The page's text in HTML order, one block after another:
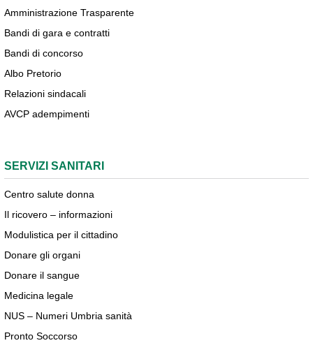
Amministrazione Trasparente
Bandi di gara e contratti
Bandi di concorso
Albo Pretorio
Relazioni sindacali
AVCP adempimenti
SERVIZI SANITARI
Centro salute donna
Il ricovero – informazioni
Modulistica per il cittadino
Donare gli organi
Donare il sangue
Medicina legale
NUS – Numeri Umbria sanità
Pronto Soccorso